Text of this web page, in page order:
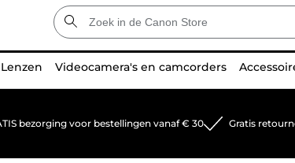
Lenzen Videocamera's en camcorders
bezorging voor bestellingen vanaf € 30 Gratis